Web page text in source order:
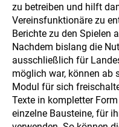
zu betreiben und hilft
Vereinsfunktionäre zu
Berichte zu den Spielen
Nachdem bislang die
ausschließlich für
möglich war, können ab
Modul für sich
Texte in kompletter
einzelne Bausteine, für